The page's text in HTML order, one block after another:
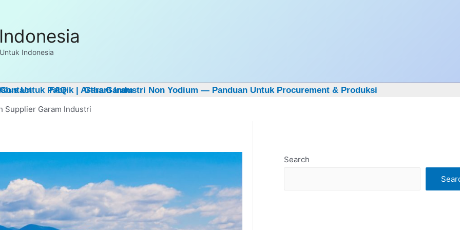
Indonesia
Contact FAQ Garam Industri Non Yodium — Panduan Untuk Procurement & Produksi
Untuk Pabrik | Artha Garam
Supplier Garam Industri
Search